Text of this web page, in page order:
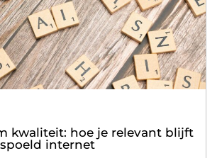
kwaliteit: hoe je relevant blijft
internet